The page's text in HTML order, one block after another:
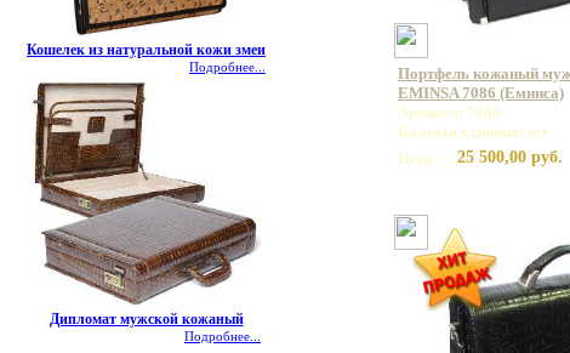
Кошелек из натуральной кожи змеи
Подробнее...
Дипломат мужской кожаный
Подробнее...
Портфель кожаный
EMINSA 7086 (Еминса)
Артикул: 7086
Базовая единица: шт
Цена:
25 500,00 руб.